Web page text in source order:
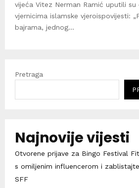
vijeća Vitez Nerman Ramić uputili su
vjernicima islamske vjeroispovijesti:
bajrama, jednog...
Pretraga
Najnovije vijesti
Otvorene prijave za Bingo Festival
s omiljenim influencerom i
SFF